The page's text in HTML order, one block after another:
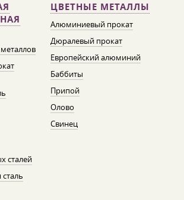
сталей
ЦВЕТНЫЕ МЕТАЛЛЫ
Алюминиевый прокат
Дюралевый прокат
Европейский алюминий
Баббиты
Припой
Олово
Свинец